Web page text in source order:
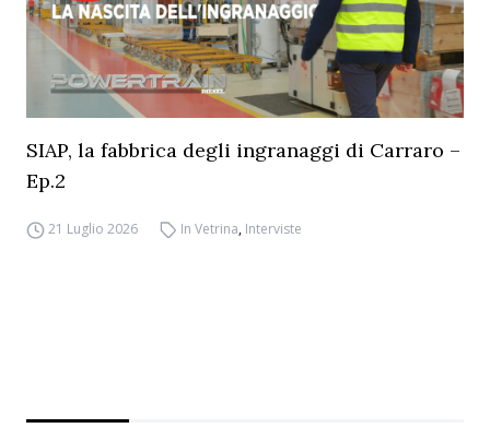
SIAP, la fabbrica degli ingranaggi di Carraro –
Ep.2
21 Luglio 2026 In Vetrina, Interviste